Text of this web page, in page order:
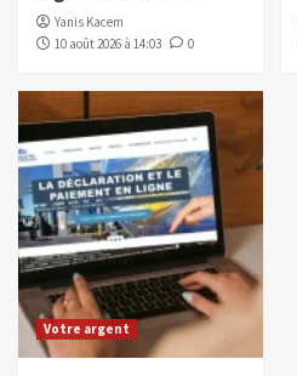
Yanis Kacem
10 août 2026 à 14:03
0
Votre argent